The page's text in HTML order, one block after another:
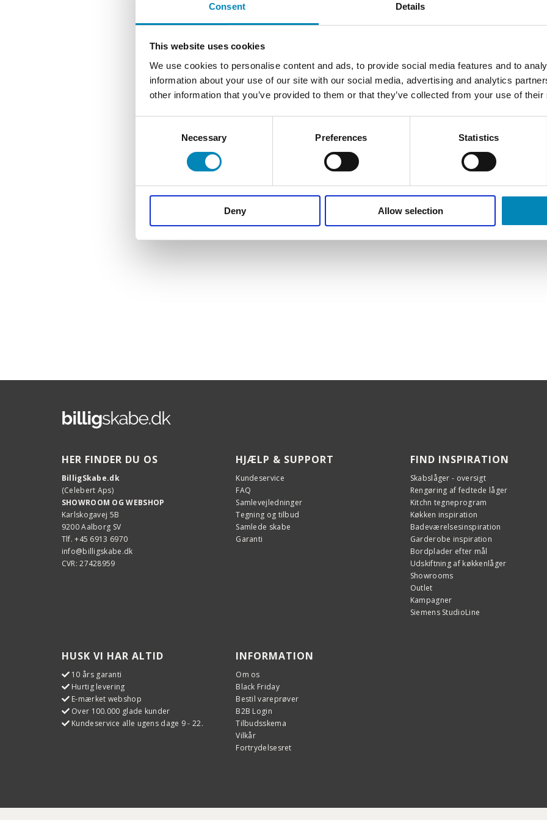
Consent Details
This website uses cookies
We use cookies to personalise content and ads, to provide social media features and to
information about your use of our site with our social media, advertising and analytics
other information that you’ve provided to them or that they’ve collected from your use of
Necessary Preferences Statistics
Deny Allow selection
HER FINDER DU OS
BilligSkabe.dk
(Celebert Aps)
SHOWROOM OG WEBSHOP
Karlskogavej 5B
9200 Aalborg SV
Tlf. +45 6913 6970
info@billigskabe.dk
CVR: 27428959
HJÆLP & SUPPORT
Kundeservice
FAQ
Samlevejledninger
Tegning og tilbud
Samlede skabe
Garanti
FIND INSPIRATION
Skabslåger - oversigt
Rengøring af fedtede låger
Kitchn tegneprogram
Køkken inspiration
Badeværelsesinspiration
Garderobe inspiration
Bordplader efter mål
Udskiftning af køkkenlåger
Showrooms
Outlet
Kampagner
Siemens StudioLine
HUSK VI HAR ALTID
10 års garanti
Hurtig levering
E-mærket webshop
Over 100.000 glade kunder
Kundeservice alle ugens dage 9 - 22.
INFORMATION
Om os
Black Friday
Bestil vareprøver
B2B Login
Tilbudsskema
Vilkår
Fortrydelsesret